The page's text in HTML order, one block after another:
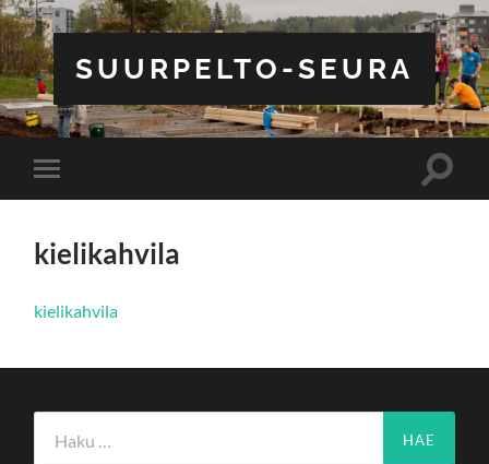
SUURPELTO-SEURA
Toggle
mobile
Toggle
kielikahvila
kielikahvila